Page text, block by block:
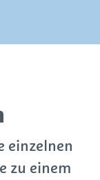
einzelnen
zu einem